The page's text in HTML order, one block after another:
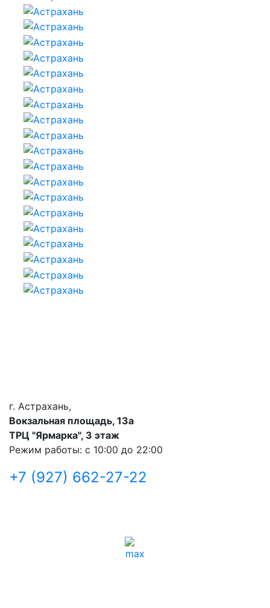
г. Астрахань,
Вокзальная площадь, 13а
ТРЦ "Ярмарка", 3 этаж
Режим работы: с 10:00 до 22:00
+7 (927) 662-27-22